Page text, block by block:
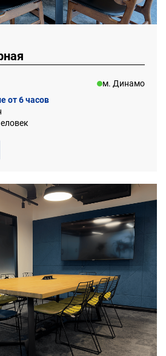
м. Динамо
от 6 часов